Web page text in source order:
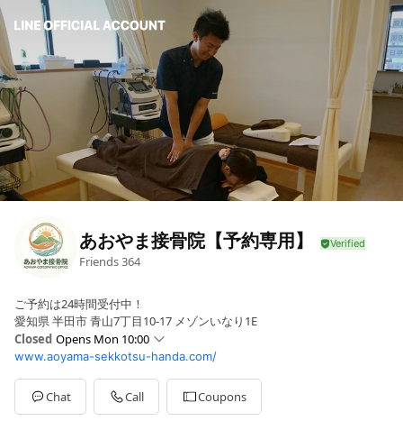
あおやま接骨院【予約専用】
Friends364
ご予約は24時間受付中！
愛知県 半田市 青山7丁目10-17 メゾンいなり1E
Closed Opens Mon 10:00
Sun10:00 - 17:00
Mon10:00 - 21:00
TueClosed
Wed10:00 - 21:00
www.aoyama-sekkotsu-handa.com/
Chat Call Coupons